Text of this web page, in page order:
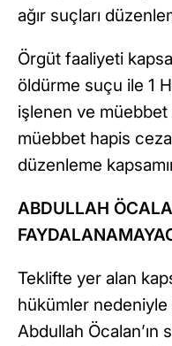
ağır suçları
Örgüt faaliyeti
öldürme suçu ile 1
işlenen ve müebbet
müebbet hapis
düzenleme
ABDULLAH
Teklifte yer alan
hükümler nedeniyle
Abdullah